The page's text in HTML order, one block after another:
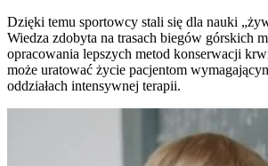
Dzięki temu sportowcy stali się dla nauki
Wiedza zdobyta na trasach biegów górskich
opracowania lepszych metod konserwacji
może uratować życie pacjentom
oddziałach intensywnej terapii.